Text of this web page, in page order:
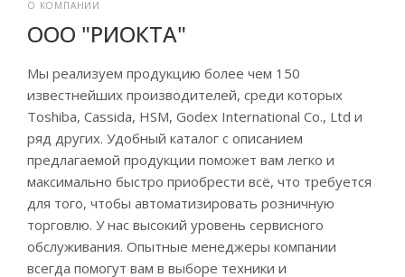
О КОМПАНИИ
ООО "РИОКТА"
Мы реализуем продукцию более чем 150
известнейших производителей, среди которых
Toshiba, Cassida, HSM, Godex International Co., Ltd и
ряд других. Удобный каталог с описанием
предлагаемой продукции поможет вам легко и
максимально быстро приобрести всё, что требуется
для того, чтобы автоматизировать розничную
торговлю. У нас высокий уровень сервисного
обслуживания. Опытные менеджеры компании
всегда помогут вам в выборе техники и